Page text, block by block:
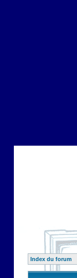
Index du forum